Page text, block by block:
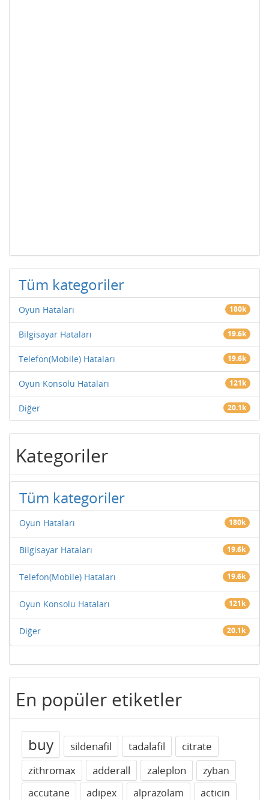
Tüm kategoriler
Oyun Hataları 180k
Bilgisayar Hataları 19.6k
Telefon(Mobile) Hataları 19.6k
Oyun Konsolu Hataları 121k
Diğer 20.1k
Kategoriler
Tüm kategoriler
Oyun Hataları 180k
Bilgisayar Hataları 19.6k
Telefon(Mobile) Hataları 19.6k
Oyun Konsolu Hataları 121k
Diğer 20.1k
En popüler etiketler
buy sildenafil tadalafil
citrate
zithromax
adderall zaleplon
zyban
accutane
adipex alprazolam
acticin